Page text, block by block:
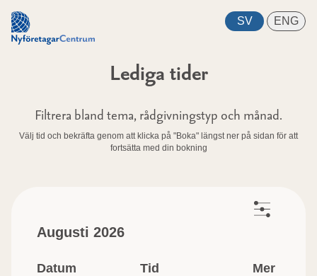
Lediga tider
Filtrera bland tema, rådgivningstyp och månad.
Välj tid och bekräfta genom att klicka på "Boka" längst ner på sidan för att
fortsätta med din bokning
Augusti 2026
Datum Tid Mer